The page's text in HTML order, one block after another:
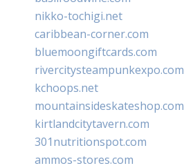
nikko-tochigi.net
caribbean-corner.com
bluemoongiftcards.com
rivercitysteampunkexpo.com
kchoops.net
mountainsideskateshop.com
kirtlandcitytavern.com
301nutritionspot.com
ammos-stores.com